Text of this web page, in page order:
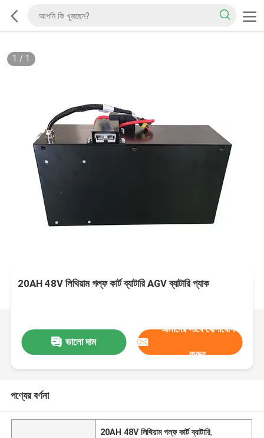
1 / 1
20AH 48V লিথিয়াম গল্ফ কার্ট ব্যাটারি AGV ব্যাটারি প্যাক
ভালো দাম
আমাদের সাথে যোগাযোগ
করুন
পণ্যের বর্ণনা
20AH 48V লিথিয়াম গল্ফ কার্ট ব্যাটারি,